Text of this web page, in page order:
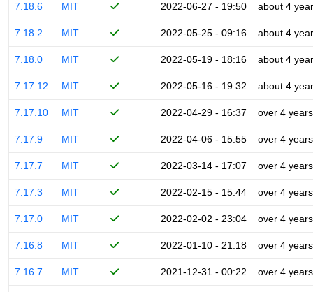
7.18.6 MIT 2022-06-27 - 19:50 about 4
7.18.2 MIT 2022-05-25 - 09:16 about 4
7.18.0 MIT 2022-05-19 - 18:16 about 4
7.17.12 MIT 2022-05-16 - 19:32 about 4
7.17.10 MIT 2022-04-29 - 16:37 over 4 years
7.17.9 MIT 2022-04-06 - 15:55 over 4 years
7.17.7 MIT 2022-03-14 - 17:07 over 4 years
7.17.3 MIT 2022-02-15 - 15:44 over 4 years
7.17.0 MIT 2022-02-02 - 23:04 over 4 years
7.16.8 MIT 2022-01-10 - 21:18 over 4 years
7.16.7 MIT 2021-12-31 - 00:22 over 4 years